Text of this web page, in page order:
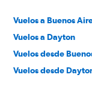
Vuelos a Buenos
Vuelos a Dayton
Vuelos desde
Vuelos desde